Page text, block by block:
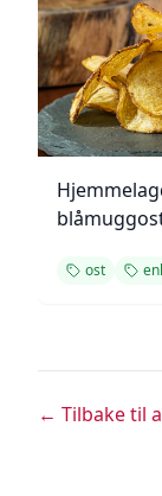
ost
← Tilbake til